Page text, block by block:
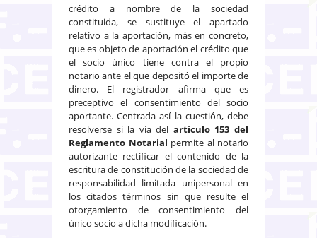
crédito a nombre de la sociedad
constituida, se sustituye el apartado
relativo a la aportación, más en concreto,
que es objeto de aportación el crédito que
el socio único tiene contra el propio
notario ante el que depositó el importe de
dinero. El registrador afirma que es
preceptivo el consentimiento del socio
aportante. Centrada así la cuestión, debe
resolverse si la vía del artículo 153 del
Reglamento Notarial permite al notario
autorizante rectificar el contenido de la
escritura de constitución de la sociedad de
responsabilidad limitada unipersonal en
los citados términos sin que resulte el
otorgamiento de consentimiento del
único socio a dicha modificación.